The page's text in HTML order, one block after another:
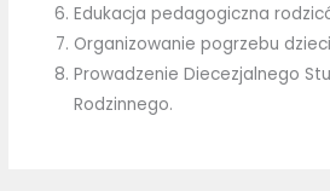
Edukacja pedagogiczna
Organizowanie pogrzebu
Prowadzenie Diecezjalnego
Rodzinnego.